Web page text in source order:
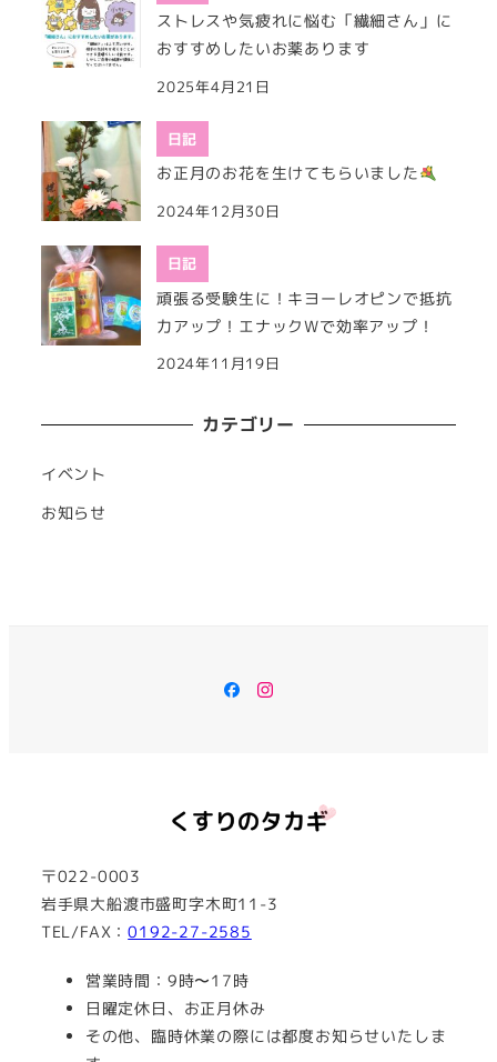
ストレスや気疲れに悩む「繊細さん」に
おすすめしたいお薬あります
2025年4月21日
日記
お正月のお花を生けてもらいました
2024年12月30日
日記
頑張る受験生に！キヨーレオピンで抵抗
力アップ！エナックWで効率アップ！
2024年11月19日
カテゴリー
イベント
お知らせ
Facebook
Instagram
〒022-0003
岩手県大船渡市盛町字木町11-3
TEL/FAX：0192-27-2585
営業時間：9時〜17時
日曜定休日、お正月休み
その他、臨時休業の際には都度お知らせいたしま